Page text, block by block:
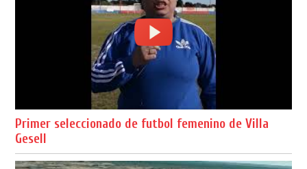
Primer seleccionado de futbol femenino de Villa
Gesell